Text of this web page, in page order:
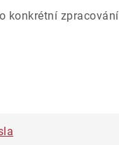
konkrétní zpracování